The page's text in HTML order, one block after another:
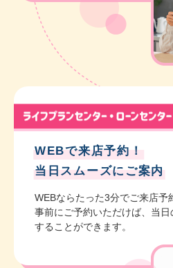
WEBで来店予約！
当日スムーズにご案内
WEBならたった3分でご来店予
事前にご予約いただけば、 当日
することができます。